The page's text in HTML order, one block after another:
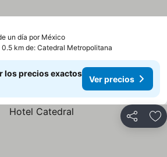
un día por México
0.5 km de: Catedral Metropolitana
los precios exactos
Ver precios
Compartir